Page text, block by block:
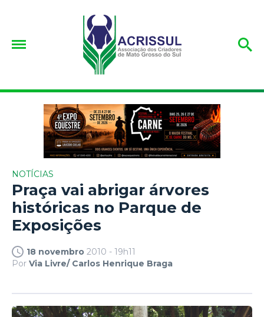
NOTÍCIAS
Praça vai abrigar árvores
históricas no Parque de
Exposições
18 novembro 2010 - 19h11
Por Via Livre/ Carlos Henrique Braga